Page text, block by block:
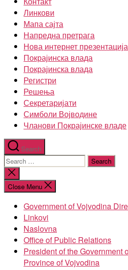
Линкови
Мапа сајта
Напредна претрага
Нова интернет
Покрајинска влада
Покрајинска влада
Регистри
Решења
Секретаријати
Симболи Војводине
Чланови Покрајинске владе
Search
Search
for:
Close
search
Close Menu
Government of Vojvodina
Linkovi
Naslovna
Office of Public Relations
President of the Government
Province of Vojvodina